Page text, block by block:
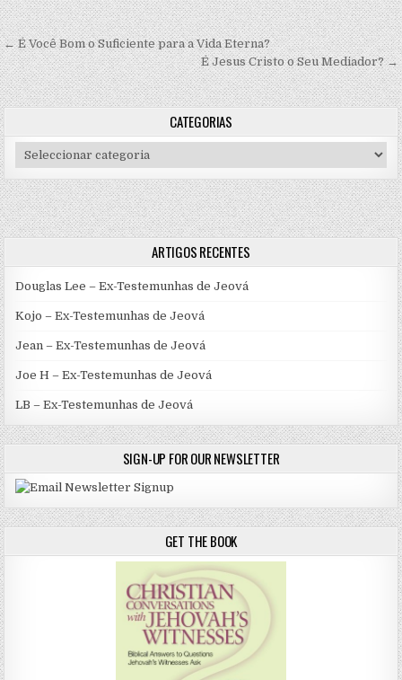
Navegação de artigos
← É Você Bom o Suficiente para a Vida Eterna?
É Jesus Cristo o Seu Mediador? →
CATEGORIAS
Categorias
ARTIGOS RECENTES
Douglas Lee – Ex-Testemunhas de Jeová
Kojo – Ex-Testemunhas de Jeová
Jean – Ex-Testemunhas de Jeová
Joe H – Ex-Testemunhas de Jeová
LB – Ex-Testemunhas de Jeová
SIGN-UP FOR OUR NEWSLETTER
GET THE BOOK